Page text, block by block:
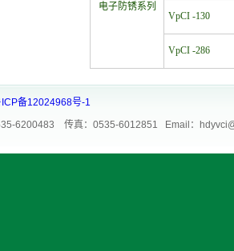
电子防锈系列
VpCI -130
VpCI -286
ICP备12024968号-1
6200483 传真：0535-6012851 Email：